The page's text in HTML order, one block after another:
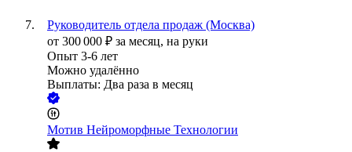
Руководитель отдела продаж (Москва)
от 300 000 ₽ за месяц, на руки
Опыт 3-6 лет
Можно удалённо
Выплаты: Два раза в месяц
Мотив Нейроморфные Технологии